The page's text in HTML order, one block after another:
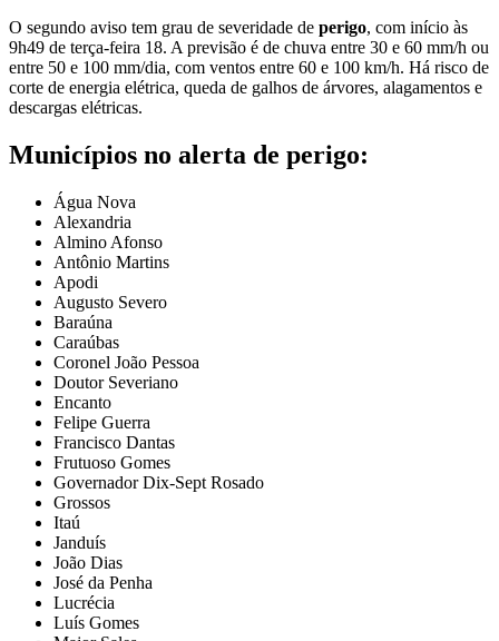
O segundo aviso tem grau de severidade de perigo, com início às
9h49 de terça-feira 18. A previsão é de chuva entre 30 e 60 mm/h ou
entre 50 e 100 mm/dia, com ventos entre 60 e 100 km/h. Há risco de
corte de energia elétrica, queda de galhos de árvores, alagamentos e
descargas elétricas.
Municípios no alerta de perigo:
Água Nova
Alexandria
Almino Afonso
Antônio Martins
Apodi
Augusto Severo
Baraúna
Caraúbas
Coronel João Pessoa
Doutor Severiano
Encanto
Felipe Guerra
Francisco Dantas
Frutuoso Gomes
Governador Dix-Sept Rosado
Grossos
Itaú
Janduís
João Dias
José da Penha
Lucrécia
Luís Gomes